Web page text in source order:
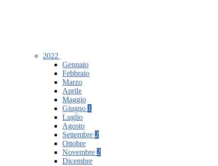
2022
Gennaio
Febbraio
Marzo
Aprile
Maggio
Giugno 1
Luglio
Agosto
Settembre 2
Ottobre
Novembre 2
Dicembre